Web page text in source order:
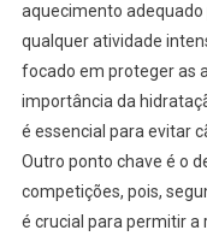
aquecimento
qualquer atividade
focado em proteger as
importância da
é essencial para evitar
Outro ponto chave é o
competições, pois,
é crucial para permitir a